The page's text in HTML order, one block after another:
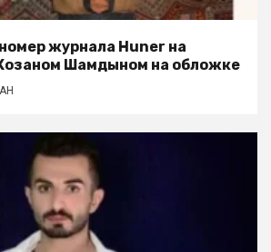
журнала Huner на
Шамдыном на обложке